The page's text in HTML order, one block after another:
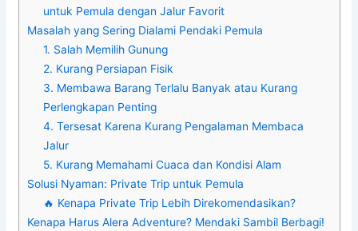
untuk Pemula dengan Jalur Favorit
Masalah yang Sering Dialami Pendaki Pemula
1. Salah Memilih Gunung
2. Kurang Persiapan Fisik
3. Membawa Barang Terlalu Banyak atau Kurang
Perlengkapan Penting
4. Tersesat Karena Kurang Pengalaman Membaca
Jalur
5. Kurang Memahami Cuaca dan Kondisi Alam
Solusi Nyaman: Private Trip untuk Pemula
🔥 Kenapa Private Trip Lebih Direkomendasikan?
Kenapa Harus Alera Adventure? Mendaki Sambil Berbagi!